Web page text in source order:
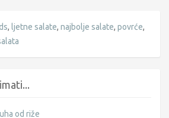
, ljetne salate, najbolje salate, povrće,